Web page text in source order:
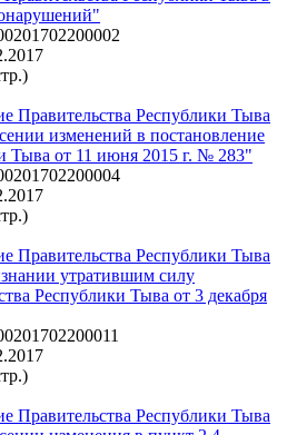
Правительства Республики Тыва
изменений в постановление
Тыва от 11 июня 2015 г. № 283"
Правительства Республики Тыва
утратившим силу
Республики Тыва от 3 декабря
Правительства Республики Тыва